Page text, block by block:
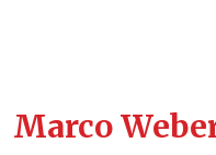
Marco